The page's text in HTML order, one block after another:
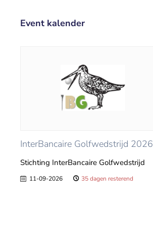
Event kalender
InterBancaire Golfwedstrijd 2026
Stichting InterBancaire Golfwedstrijd
11-09-2026 35 dagen resterend